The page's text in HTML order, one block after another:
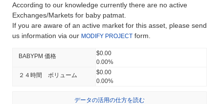
According to our knowledge currently there are no active
Exchanges/Markets for baby patmat.
If you are aware of an active market for this asset, please send
us information via our MODIFY PROJECT form.
BABYPM 価格
$0.00
0.00%
２４時間 ボリューム
$0.00
0.00%
データの活用の仕方を読む